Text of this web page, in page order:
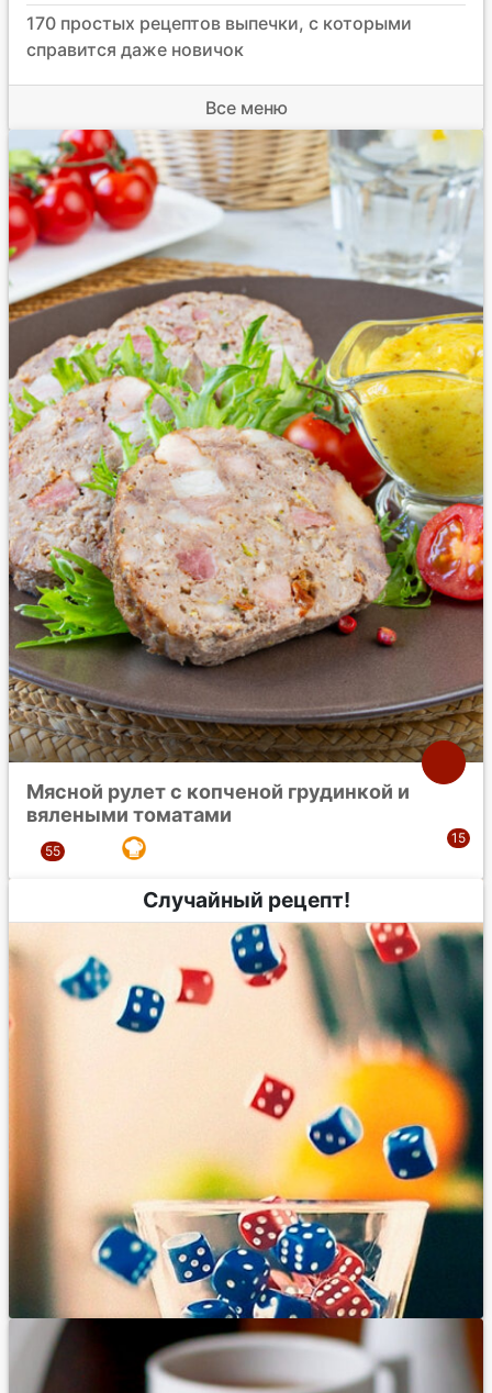
170 простых рецептов выпечки, с которыми
справится даже новичок
Все меню
Мясной рулет с копченой грудинкой и
вялеными томатами
Случайный рецепт!